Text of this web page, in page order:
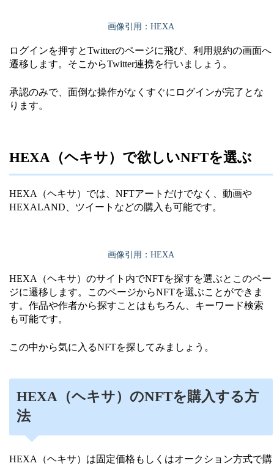
画像引用：HEXA
ログインを押すとTwitterのページに飛び、利用規約の画面へ
遷移します。そこからTwitter連携を行いましょう。
承認のみで、面倒な操作がなくすぐにログインが完了とな
ります。
HEXA（ヘキサ）で欲しいNFTを選ぶ
HEXA（ヘキサ）では、NFTアートだけでなく、動画や
HEXALAND、ツイートなどの購入も可能です。
画像引用：HEXA
HEXA（ヘキサ）のサイト内でNFTを探すを選ぶとこのペー
ジに遷移します。このページからNFTを選ぶことができま
す。作品や作者から探すことはもちろん、キーワード検索
も可能です。
この中から気に入るNFTを探してみましょう。
HEXA（ヘキサ）のNFTを購入する方
法
HEXA（ヘキサ）は固定価格もしくはオークション方式で購